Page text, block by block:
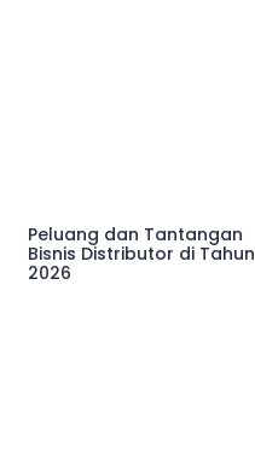
Peluang dan Tantangan
Bisnis Distributor di Tahun
2026